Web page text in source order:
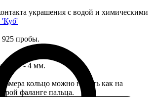
украшения с водой и химическими
925 пробы.
- 4 мм.
кольцо можно носить как на
фаланге пальца.
'Куб'